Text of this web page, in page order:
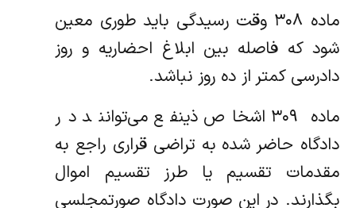
‌ماده ۳۰۸ وقت رسیدگی باید طوری معین
شود که فاصله بین ابلاغ احضاریه و روز
دادرسی کمتر از ده روز نباشد.
‌ماده ۳۰۹ اشخاص ذینفع می‌توانند در
دادگاه حاضر شده به تراضی قراری راجع به
مقدمات تقسیم یا طرز تقسیم اموال
بگذارند. در این صورت‌ دادگاه صورتمجلسی